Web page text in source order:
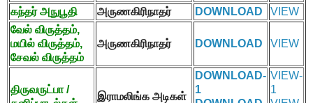
கந்தர் அநுபூதி
அருணகிரிநாதர் DOWNLOAD
VIEW
வேல் விருத்தம்,
மயில் விருத்தம்,
சேவல் விருத்தம்
அருணகிரிநாதர் DOWNLOAD VIEW
திருவருட்பா /
இராமலிங்க அடிகள்
DOWNLOAD-
1
VIEW-
1